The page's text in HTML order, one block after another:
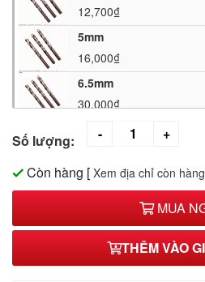
12,700₫
5mm
16,000₫
6.5mm
30,000₫
8.5mm
5.5mm
21,000₫
Số lượng:
Còn hàng [ Xem địa chỉ còn hàng
MUA
THÊM VÀO